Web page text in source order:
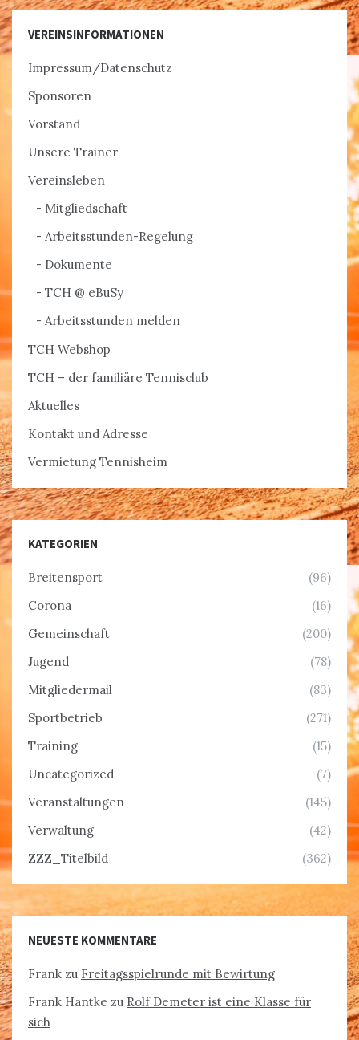
VEREINSINFORMATIONEN
Impressum/Datenschutz
Sponsoren
Vorstand
Unsere Trainer
Vereinsleben
Mitgliedschaft
Arbeitsstunden-Regelung
Dokumente
TCH @ eBuSy
Arbeitsstunden melden
TCH Webshop
TCH – der familiäre Tennisclub
Aktuelles
Kontakt und Adresse
Vermietung Tennisheim
KATEGORIEN
Breitensport
(96)
Corona
(16)
Gemeinschaft
(200)
Jugend
(78)
Mitgliedermail
(83)
Sportbetrieb
(271)
Training
(15)
Uncategorized
(7)
Veranstaltungen
(145)
Verwaltung
(42)
ZZZ_Titelbild
(362)
NEUESTE KOMMENTARE
Frank zu Freitagsspielrunde mit Bewirtung
Frank Hantke zu Rolf Demeter ist eine Klasse für
sich